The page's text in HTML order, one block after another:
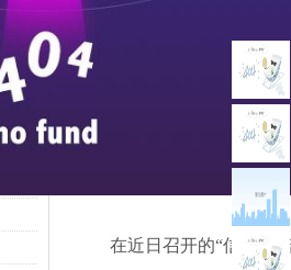
诚信新闻
中
在近日召开的“信用承诺